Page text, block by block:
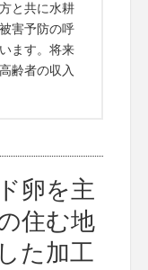
と共に水耕
害予防の呼
ます。将来
齢者の収入
卵を主
住む地
た加工